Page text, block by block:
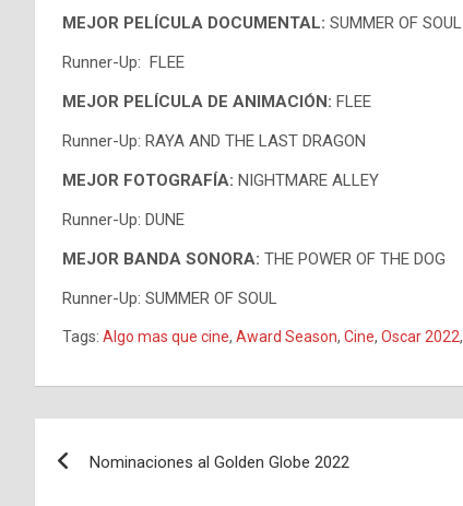
MEJOR PELÍCULA DOCUMENTAL: SUMMER OF SOUL
Runner-Up: FLEE
MEJOR PELÍCULA DE ANIMACIÓN: FLEE
Runner-Up: RAYA AND THE LAST DRAGON
MEJOR FOTOGRAFÍA: NIGHTMARE ALLEY
Runner-Up: DUNE
MEJOR BANDA SONORA: THE POWER OF THE DOG
Runner-Up: SUMMER OF SOUL
Tags: Algo mas que cine, Award Season, Cine, Oscar 2022,
Nominaciones al Golden Globe 2022